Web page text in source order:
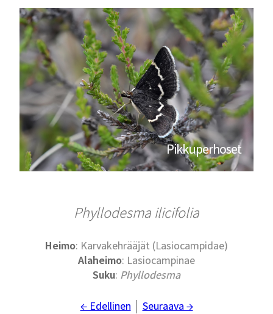
Pikkuperhoset
Phyllodesma ilicifolia
Heimo: Karvakehrääjät (Lasiocampidae)
Alaheimo: Lasiocampinae
Suku: Phyllodesma
← Edellinen Seuraava →